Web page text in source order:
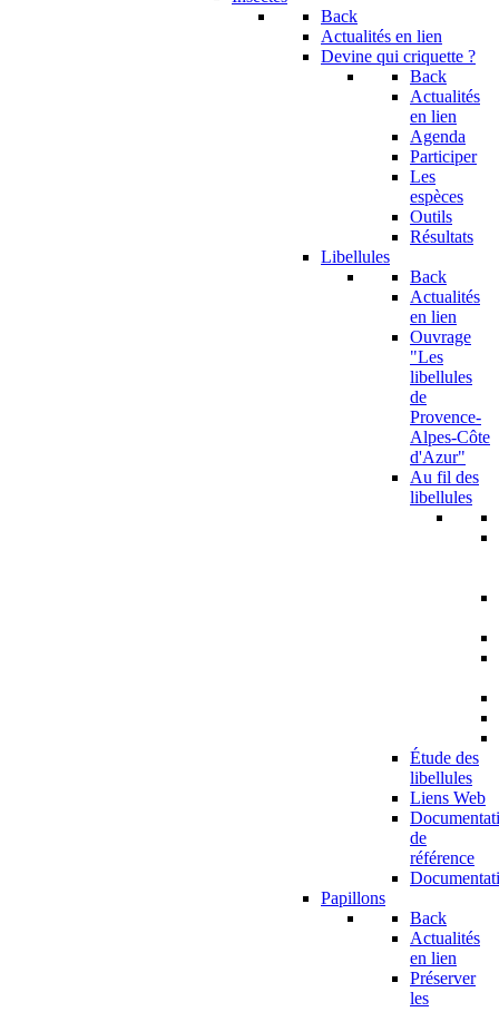
Back
Actualités en lien
Devine qui criquette ?
Back
Actualités
en lien
Agenda
Participer
Les
espèces
Outils
Résultats
Libellules
Back
Actualités
en lien
Ouvrage
"Les
libellules
de
Provence-
Alpes-Côte
d'Azur"
Au fil des
libellules
Étude des
libellules
Liens Web
de
référence
Papillons
Back
Actualités
en lien
Préserver
les